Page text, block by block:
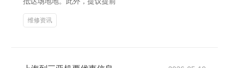
维修资讯